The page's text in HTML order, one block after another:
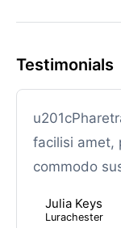
Testimonials
facilisi amet,
commodo
Julia Keys
Lurachester